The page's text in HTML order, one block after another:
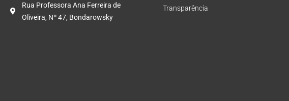
Rua Professora Ana Ferreira de
Oliveira, Nº 47, Bondarowsky
Transparência